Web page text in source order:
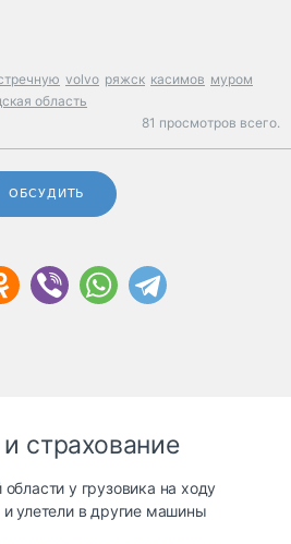
volvo ряжск касимов муром
область
81 просмотров всего.
ОБСУДИТЬ
страхование
у грузовика на ходу
и улетели в другие машины